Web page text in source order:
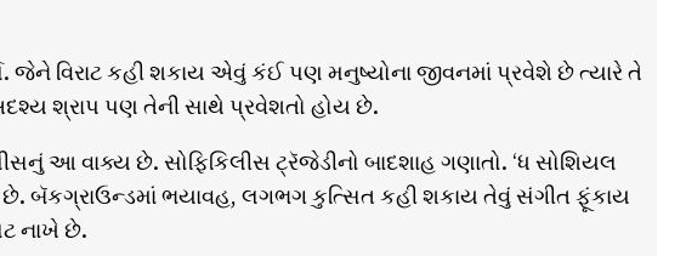
જેને વિરાટ કહી શકાય એવું કંઈ પણ મનુષ્યોના જીવનમાં પ્રવેશે છે ત્યારે તે
શ્રાપ પણ તેની સાથે પ્રવેશતો હોય છે.
આ વાક્ય છે. સોફિકિલીસ ટ્રૅજેડીનો બાદશાહ ગણાતો. ‘ધ સોશિયલ
બૅકગ્રાઉન્ડમાં ભયાવહ, લગભગ કુત્સિત કહી શકાય તેવું સંગીત ફૂંકાય
નાખે છે.